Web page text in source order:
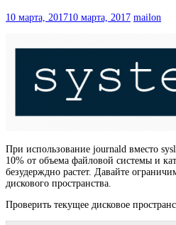
10 марта, 201710 марта, 2017 mailon
При использование journald вместо
10% от объема файловой системы и
безудерждно растет. Давайте
дискового пространства.
Проверить текущее дисковое